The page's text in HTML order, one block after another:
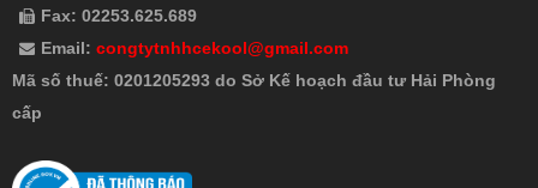
Fax: 02253.625.689
Email: congtytnhhcekool@gmail.com
Mã số thuế: 0201205293 do Sở Kế hoạch đầu tư Hải Phòng
cấp